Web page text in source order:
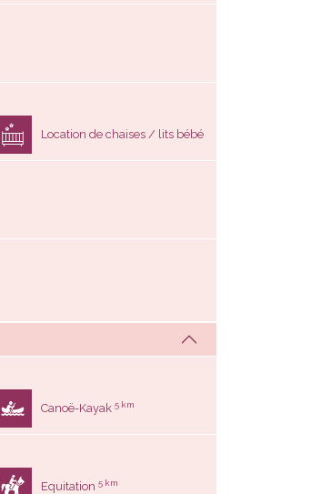
Location de chaises / lits bébé
Canoë-Kayak 5 km
Equitation 5 km